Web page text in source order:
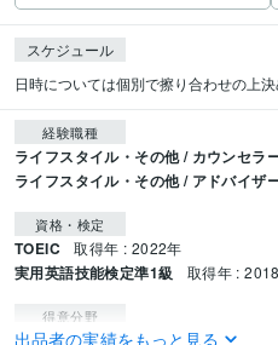
スケジュール
日時については個別で擦り合わせの上決
経験職種
ライフスタイル・その他 / カウンセラ
ライフスタイル・その他 / アドバイザ
資格・検定
TOEIC 取得年 : 2022年
実用英語技能検定準1級 取得年 :
得意分野
学習指導・資格・キャリア相談
出品者の実績をもっと見る